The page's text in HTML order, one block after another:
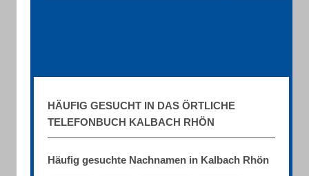
HÄUFIG GESUCHT IN DAS ÖRTLICHE
TELEFONBUCH KALBACH RHÖN
Häufig gesuchte Nachnamen in Kalbach Rhön